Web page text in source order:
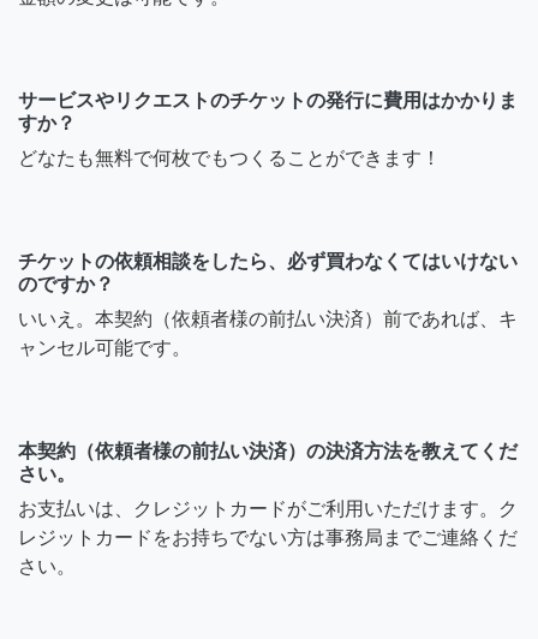
サービスやリクエストのチケットの発行に費用はかかりま
すか？
どなたも無料で何枚でもつくることができます！
チケットの依頼相談をしたら、必ず買わなくてはいけない
のですか？
いいえ。本契約（依頼者様の前払い決済）前であれば、キ
ャンセル可能です。
本契約（依頼者様の前払い決済）の決済方法を教えてくだ
さい。
お支払いは、クレジットカードがご利用いただけます。ク
レジットカードをお持ちでない方は事務局までご連絡くだ
さい。